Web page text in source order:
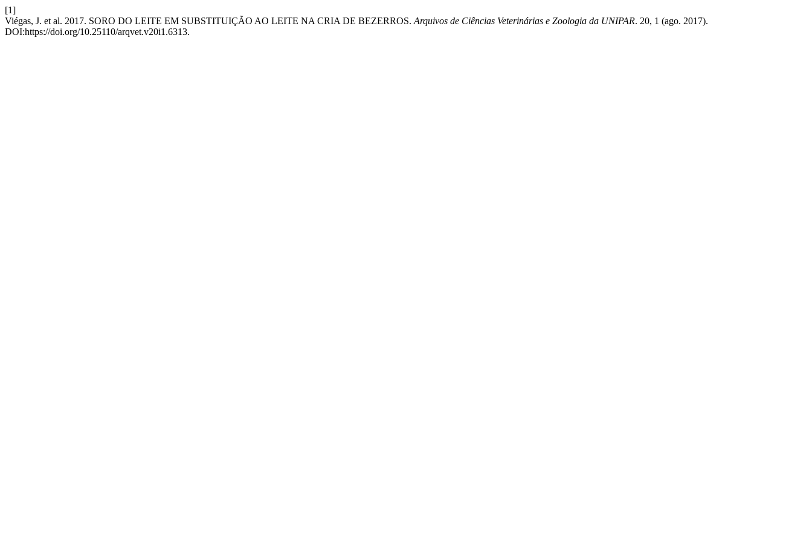
[1]
Viégas, J. et al. 2017. SORO DO LEITE EM SUBSTITUIÇÃO AO LEITE NA CRIA DE BEZERROS. Arquivos de Ciências Veterinárias e Zoologia da UNIPAR. 20, 1 (ago. 2017).
DOI:https://doi.org/10.25110/arqvet.v20i1.6313.